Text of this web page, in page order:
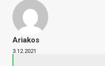
Ariakos
3.12.2021